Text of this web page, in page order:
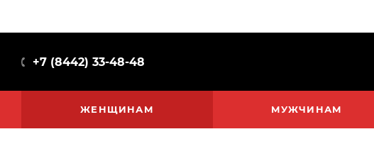
+7 (8442) 33-48-48
ЖЕНЩИНАМ МУЖЧИНАМ